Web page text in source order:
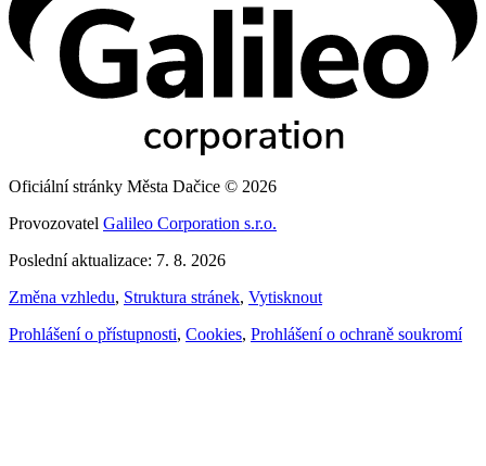
Oficiální stránky Města Dačice © 2026
Provozovatel Galileo Corporation s.r.o.
Poslední aktualizace: 7. 8. 2026
Změna vzhledu, Struktura stránek, Vytisknout
Prohlášení o přístupnosti, Cookies, Prohlášení o ochraně soukromí